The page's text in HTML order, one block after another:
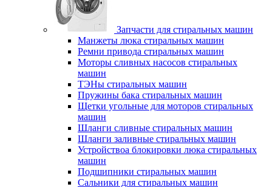
Запчасти для стиральных машин
Манжеты люка стиральных машин
Ремни привода стиральных машин
Моторы сливных насосов стиральных
машин
ТЭНы стиральных машин
Пружины бака стиральных машин
Щетки угольные для моторов стиральных
машин
Шланги сливные стиральных машин
Шланги заливные стиральных машин
Устройствоа блокировки люка стиральных
машин
Подшипники стиральных машин
Сальники для стиральных машин